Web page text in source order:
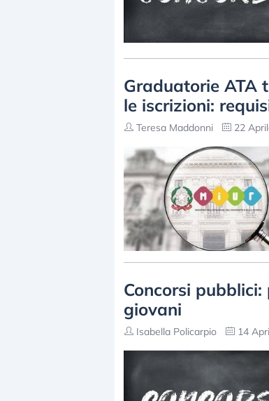
Graduatorie ATA
le iscrizioni:
Teresa Maddonni 22
Concorsi
giovani
Isabella Policarpio 14